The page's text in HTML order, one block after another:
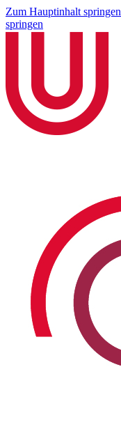
Zum Hauptinhalt springen
springen